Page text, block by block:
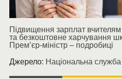
Підвищення зарплат вчителям
та безкоштовне харчування
Прем’єр-міністр – подробиці
Джерело: Національна